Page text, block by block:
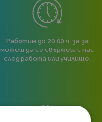
Работим до 20:00 ч, за да
можеш да се свържеш с нас
след работа или училище.